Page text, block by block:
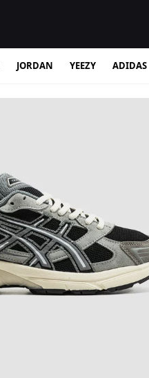
JORDAN YEEZY ADIDAS